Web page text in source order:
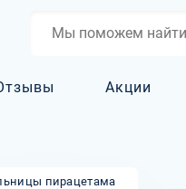
Акции
пирацетама